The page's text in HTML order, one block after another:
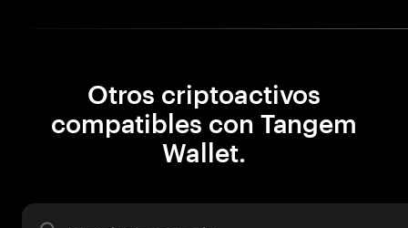
Otros criptoactivos
compatibles con Tangem
Wallet.